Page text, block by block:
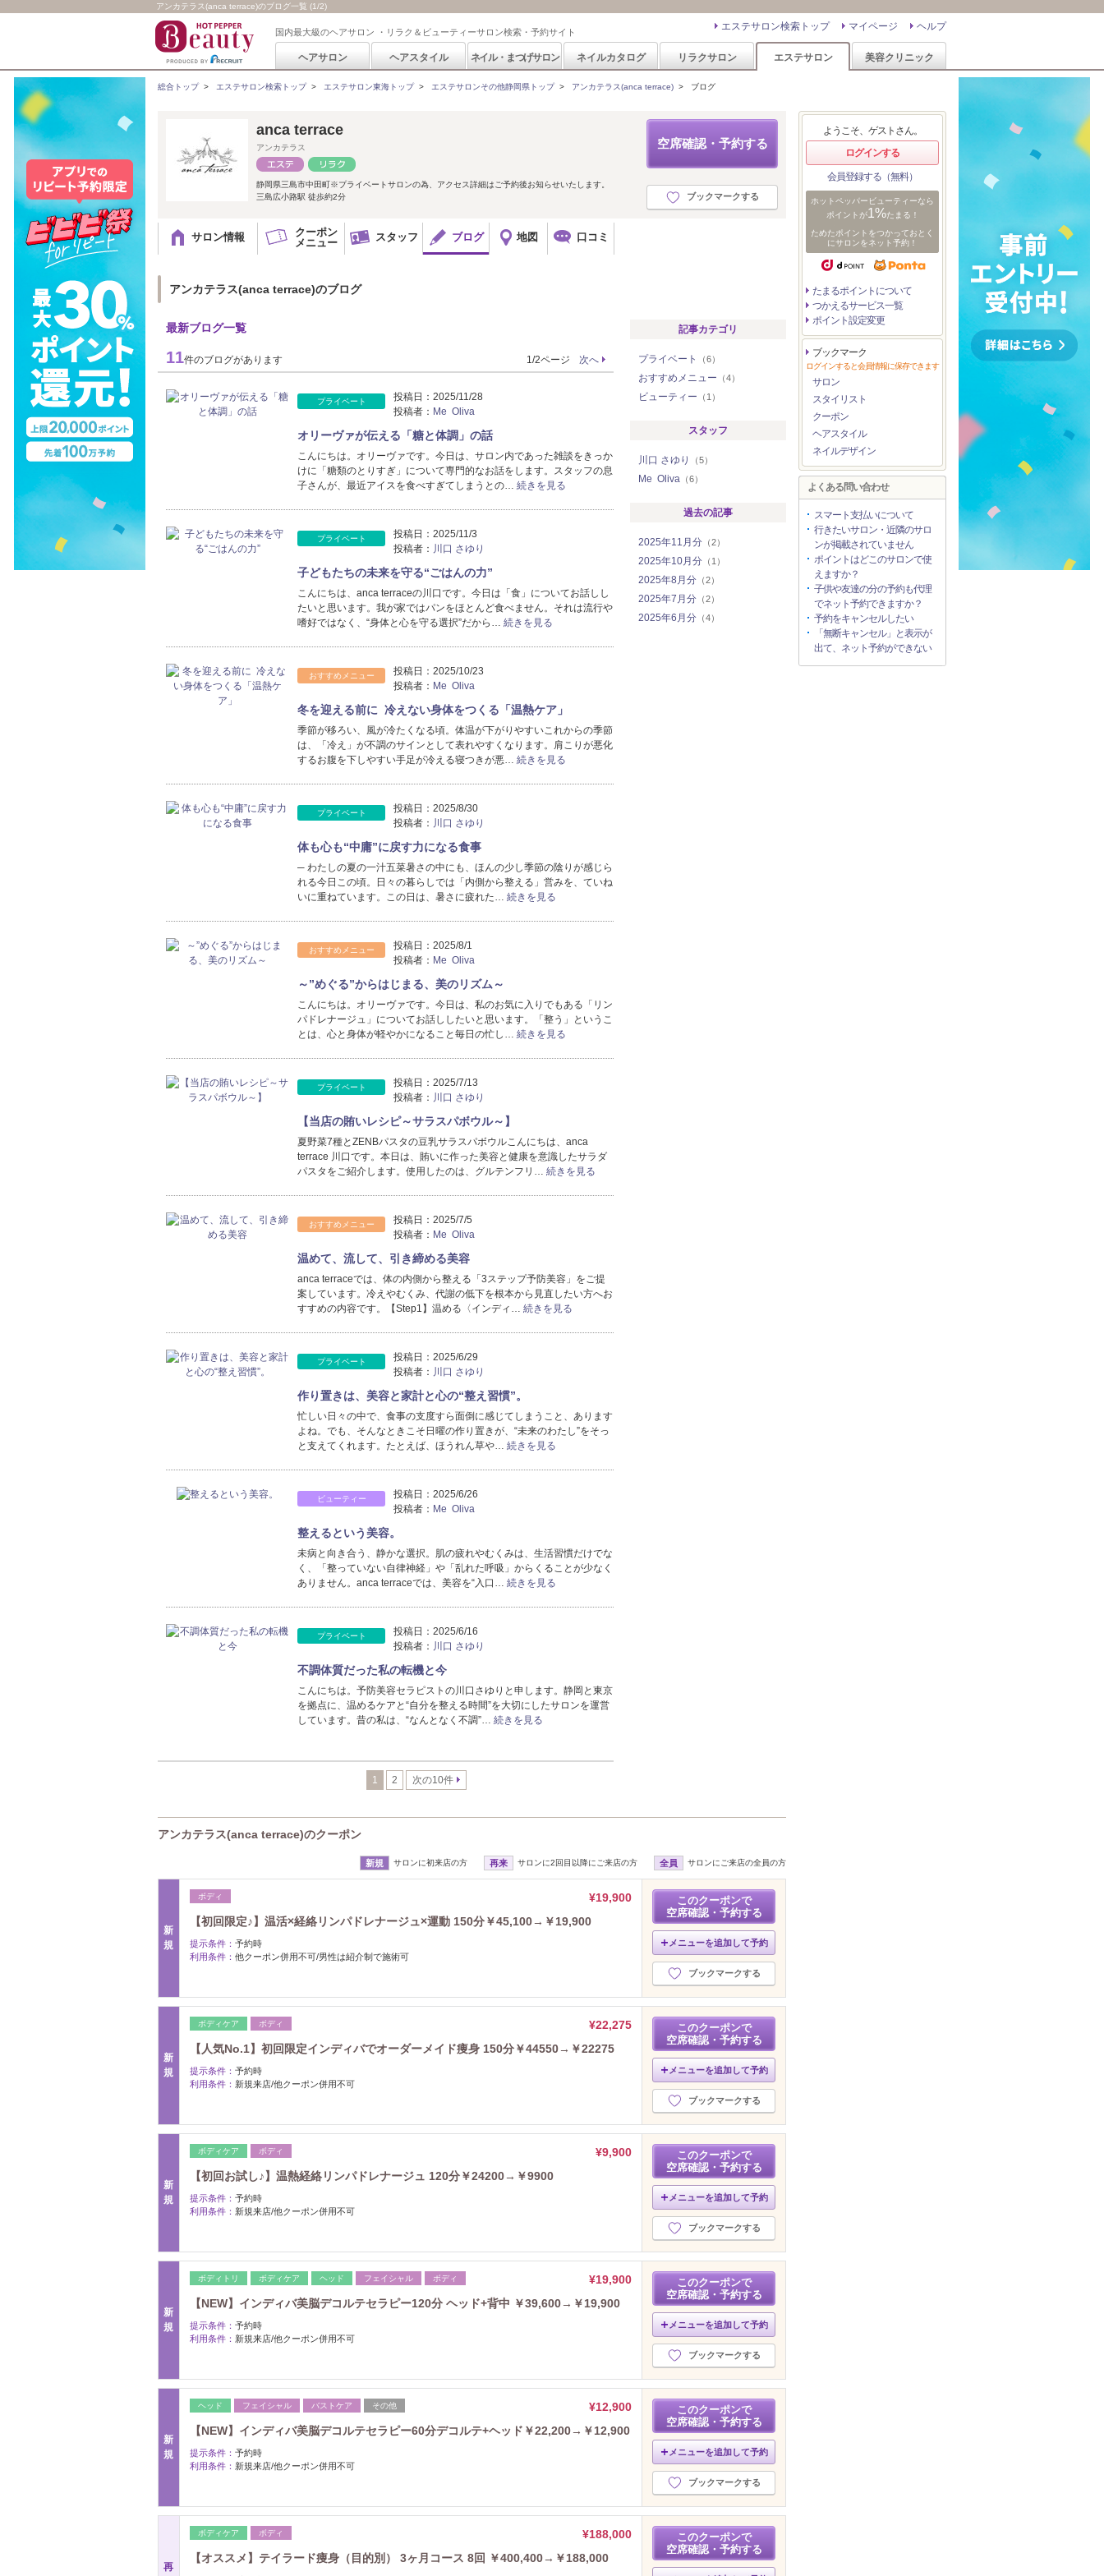
アンカテラス(anca terrace)のブログ一覧 (1/2)
国内最大級のヘアサロン ・リラク＆ビューティーサロン検索・予約サイト ヘルプ
マイページ
エステサロン検索トップ
ヘアサロン ヘアスタイル ネイル・まつげサロン ネイルカタログ リラクサロン エステサロン 美容クリニック
総合トップ> エステサロン検索トップ> エステサロン東海トップ> エステサロンその他静岡県トップ> アンカテラス(anca terrace) > ブログ
空席確認・予約する
ブックマークする
anca terrace
アンカテラス
静岡県三島市中田町※プライベートサロンの為、アクセス詳細はご予約後お知らせいたします。
三島広小路駅 徒歩約2分
サロン情報
クーポン
メニュー
スタッフ ブログ 地図 口コミ
アンカテラス(anca terrace)のブログ
最新ブログ一覧
11件のブログがあります 1/2ページ 次へ
プライベート 投稿日： 2025/11/28
投稿者： Me Oliva
オリーヴァが伝える「糖と体調」の話
こんにちは。オリーヴァです。今日は、サロン内であった雑談をきっか
けに「糖類のとりすぎ」について専門的なお話をします。スタッフの息
子さんが、最近アイスを食べすぎてしまうとの… 続きを見る
プライベート 投稿日： 2025/11/3
投稿者： 川口 さゆり
子どもたちの未来を守る“ごはんの力”
こんにちは、anca terraceの川口です。今日は「食」についてお話しし
たいと思います。我が家ではパンをほとんど食べません。それは流行や
嗜好ではなく、“身体と心を守る選択”だから… 続きを見る
おすすめメニュー 投稿日： 2025/10/23
投稿者： Me Oliva
冬を迎える前に 冷えない身体をつくる「温熱ケア」
季節が移ろい、風が冷たくなる頃。体温が下がりやすいこれからの季節
は、「冷え」が不調のサインとして表れやすくなります。肩こりが悪化
するお腹を下しやすい手足が冷える寝つきが悪… 続きを見る
プライベート 投稿日： 2025/8/30
投稿者： 川口 さゆり
体も心も“中庸”に戻す力になる食事
─ わたしの夏の一汁五菜暑さの中にも、ほんの少し季節の陰りが感じら
れる今日この頃。日々の暮らしでは「内側から整える」営みを、ていね
いに重ねています。この日は、暑さに疲れた… 続きを見る
おすすめメニュー 投稿日： 2025/8/1
投稿者： Me Oliva
～”めぐる”からはじまる、美のリズム～
こんにちは。オリーヴァです。今日は、私のお気に入りでもある「リン
パドレナージュ」についてお話ししたいと思います。「整う」というこ
とは、心と身体が軽やかになること毎日の忙し… 続きを見る
プライベート 投稿日： 2025/7/13
投稿者： 川口 さゆり
【当店の賄いレシピ～サラスパボウル～】
夏野菜7種とZENBパスタの豆乳サラスパボウルこんにちは、anca
terrace 川口です。本日は、賄いに作った美容と健康を意識したサラダ
パスタをご紹介します。使用したのは、グルテンフリ… 続きを見る
おすすめメニュー 投稿日： 2025/7/5
投稿者： Me Oliva
温めて、流して、引き締める美容
anca terraceでは、体の内側から整える「3ステップ予防美容」をご提
案しています。冷えやむくみ、代謝の低下を根本から見直したい方へお
すすめの内容です。【Step1】温める〈インディ… 続きを見る
プライベート 投稿日： 2025/6/29
投稿者： 川口 さゆり
作り置きは、美容と家計と心の“整え習慣”。
忙しい日々の中で、食事の支度すら面倒に感じてしまうこと、あります
よね。でも、そんなときこそ日曜の作り置きが、“未来のわたし”をそっ
と支えてくれます。たとえば、ほうれん草や… 続きを見る
ビューティー 投稿日： 2025/6/26
投稿者： Me Oliva
整えるという美容。
未病と向き合う、静かな選択。肌の疲れやむくみは、生活習慣だけでな
く、「整っていない自律神経」や「乱れた呼吸」からくることが少なく
ありません。anca terraceでは、美容を“入口… 続きを見る
プライベート 投稿日： 2025/6/16
投稿者： 川口 さゆり
不調体質だった私の転機と今
こんにちは。予防美容セラピストの川口さゆりと申します。静岡と東京
を拠点に、温めるケアと“自分を整える時間”を大切にしたサロンを運営
しています。昔の私は、“なんとなく不調”… 続きを見る
1 2 次の10件
記事カテゴリ
プライベート （6）
おすすめメニュー （4）
ビューティー （1）
スタッフ
川口 さゆり （5）
Me Oliva （6）
過去の記事
2025年11月分 （2）
2025年10月分 （1）
2025年8月分 （2）
2025年7月分 （2）
2025年6月分 （4）
アンカテラス(anca terrace)のクーポン
新規 サロンに初来店の方 再来 サロンに2回目以降にご来店の方 全員 サロンにご来店の全員の方
新
規
ボディ
¥19,900
【初回限定♪】温活×経絡リンパドレナージュ×運動 150分￥45,100→￥19,900
提示条件： 予約時
利用条件： 他クーポン併用不可/男性は紹介制で施術可
このクーポンで
空席確認・予約する
メニューを追加して予約
ブックマークする
新
規
ボディケア ボディ
¥22,275
【人気No.1】初回限定インディバでオーダーメイド痩身 150分￥44550→￥22275
提示条件： 予約時
利用条件： 新規来店/他クーポン併用不可
このクーポンで
空席確認・予約する
メニューを追加して予約
ブックマークする
新
規
ボディケア ボディ
¥9,900
【初回お試し♪】温熱経絡リンパドレナージュ 120分￥24200→￥9900
提示条件： 予約時
利用条件： 新規来店/他クーポン併用不可
このクーポンで
空席確認・予約する
メニューを追加して予約
ブックマークする
新
規
ボディトリ ボディケア ヘッド フェイシャル ボディ
¥19,900
【NEW】インディバ美脳デコルテセラピー120分 ヘッド+背中 ￥39,600→￥19,900
提示条件： 予約時
利用条件： 新規来店/他クーポン併用不可
このクーポンで
空席確認・予約する
メニューを追加して予約
ブックマークする
新
規
ヘッド フェイシャル バストケア その他
¥12,900
【NEW】インディバ美脳デコルテセラピー60分デコルテ+ヘッド￥22,200→￥12,900
提示条件： 予約時
利用条件： 新規来店/他クーポン併用不可
このクーポンで
空席確認・予約する
メニューを追加して予約
ブックマークする
再
ボディケア ボディ
¥188,000
【オススメ】テイラード痩身（目的別） 3ヶ月コース 8回 ￥400,400→￥188,000
このクーポンで
空席確認・予約する
ようこそ、ゲストさん。
ログインする
会員登録する（無料）
ホットペッパービューティーなら
ポイントが1%たまる！
ためたポイントをつかっておとく
にサロンをネット予約！
たまるポイントについて
つかえるサービス一覧
ポイント設定変更
ブックマーク
ログインすると会員情報に保存できます
サロン
スタイリスト
クーポン
ヘアスタイル
ネイルデザイン
よくある問い合わせ
スマート支払いについて
行きたいサロン・近隣のサロ
ンが掲載されていません
ポイントはどこのサロンで使
えますか？
子供や友達の分の予約も代理
でネット予約できますか？
予約をキャンセルしたい
「無断キャンセル」と表示が
出て、ネット予約ができない